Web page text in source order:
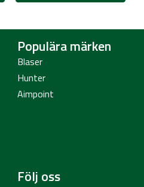
Populära märken
Blaser
Hunter
Aimpoint
Följ oss